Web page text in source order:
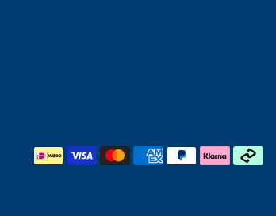
Betaalmethode